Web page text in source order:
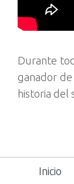
Durante
ganador
historia del
Inicio